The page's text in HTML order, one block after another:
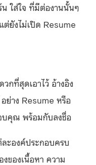
ใส่ใจ ที่มีต่องานนั้นๆ
ต่ยังไม่เปิด Resume
กที่สุดเอาไว้ อ้างอิง
ย่าง Resume หรือ
บคุณ พร้อมกับลงชื่อ
ะองค์ประกอบครบ
ของเนื้อหา ความ